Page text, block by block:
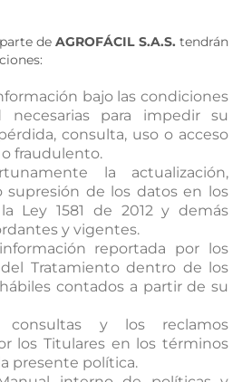
deAGROFÁCIL S.A.S. tendrán
bajo las condiciones
necesarias para impedir su
consulta, uso o acceso
fraudulento.
la actualización,
supresión de los datos en los
Ley 1581 de 2012 y demás
y vigentes.
reportada por los
del Tratamiento dentro de los
contados a partir de su
consultas y los reclamos
los Titulares en los términos
presente política.